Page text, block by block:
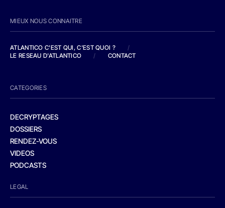
MIEUX NOUS CONNAITRE
ATLANTICO C'EST QUI, C'EST QUOI ?
/
LE RESEAU D'ATLANTICO
/ CONTACT
CATEGORIES
DECRYPTAGES
DOSSIERS
RENDEZ-VOUS
VIDEOS
PODCASTS
LEGAL